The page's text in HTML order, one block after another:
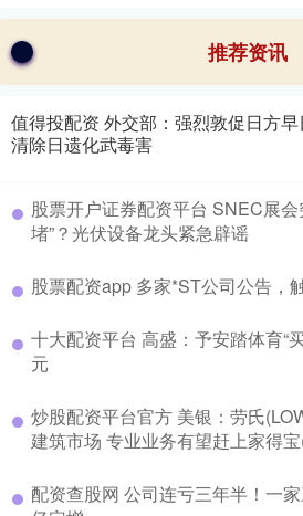
推荐资讯
值得投配资 外交部：强烈敦促日方
清除日遗化武毒害
股票开户证券配资平台 SNEC展会
堵”？光伏设备龙头紧急辟谣
股票配资app 多家*ST公司公告，
十大配资平台 高盛：予安踏体育“
元
炒股配资平台官方 美银：劳氏
建筑市场 专业业务有望赶上家得
配资查股网 公司连亏三年半！一